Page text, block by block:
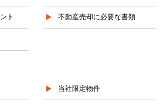
ト 不動産売却に必要な書類
当社限定物件